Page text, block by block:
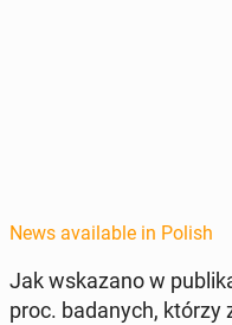
News available in Polish
Jak wskazano w
proc. badanych, którzy